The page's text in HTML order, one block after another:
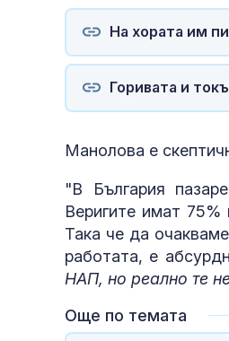
На хората им
Горивата и
Манолова е
"В България
Веригите имат 75%
Така че да
работата, е
НАП, но реално те
Още по темата